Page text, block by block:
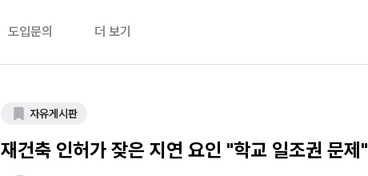
도입문의 더 보기
자유게시판
재건축 인허가 잦은 지연 요인 "학교 일조권 문제"